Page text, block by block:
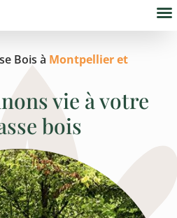
Bois à Montpellier et
vie à votre
bois